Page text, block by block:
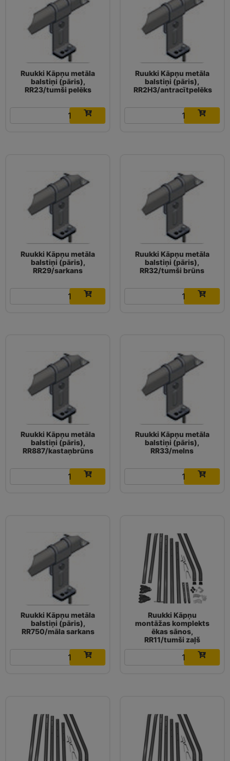
Ruukki Kāpņu metāla
balstiņi (pāris),
RR23/tumši pelēks
€
Ruukki Kāpņu metāla
balstiņi (pāris),
RR2H3/antracītpelēks
€
Ruukki Kāpņu metāla
balstiņi (pāris),
RR29/sarkans
€
Ruukki Kāpņu metāla
balstiņi (pāris),
RR32/tumši brūns
€
Ruukki Kāpņu metāla
balstiņi (pāris),
RR887/kastaņbrūns
€
Ruukki Kāpņu metāla
balstiņi (pāris),
RR33/melns
€
Ruukki Kāpņu metāla
balstiņi (pāris),
RR750/māla sarkans
€
Ruukki Kāpņu
montāžas komplekts
ēkas sānos,
RR11/tumši zaļš
121.48€